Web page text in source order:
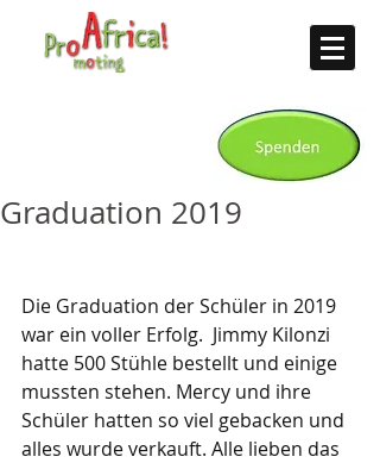
Graduation 2019
Die Graduation der Schüler in 2019
war ein voller Erfolg.  Jimmy Kilonzi
hatte 500 Stühle bestellt und einige
mussten stehen. Mercy und ihre
Schüler hatten so viel gebacken und
alles wurde verkauft. Alle lieben das